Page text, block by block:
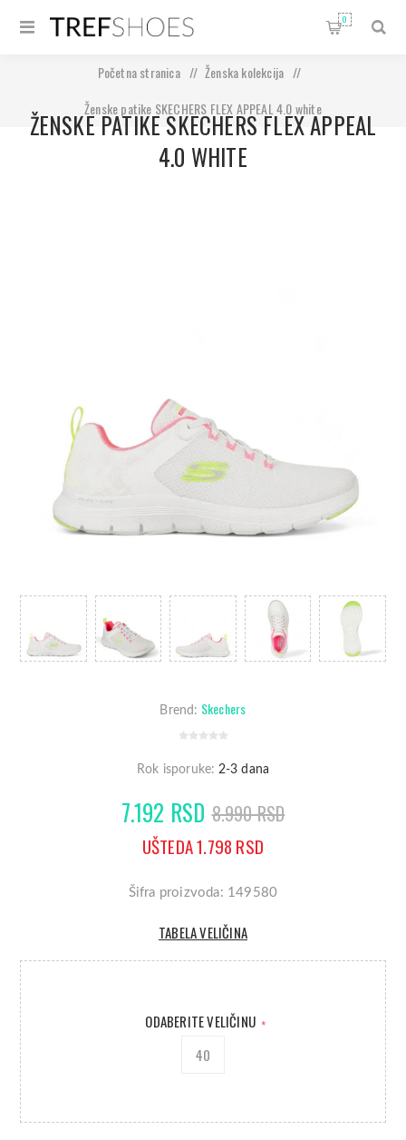
0
Početna stranica / Ženska kolekcija
/
Ženske patike SKECHERS FLEX APPEAL 4.0 white
ŽENSKE PATIKE SKECHERS FLEX APPEAL
4.0 WHITE
Brend: Skechers
Rok isporuke: 2-3 dana
7.192 RSD 8.990 RSD
UŠTEDA 1.798 RSD
Šifra proizvoda: 149580
TABELA VELIČINA
ODABERITE VELIČINU *
40